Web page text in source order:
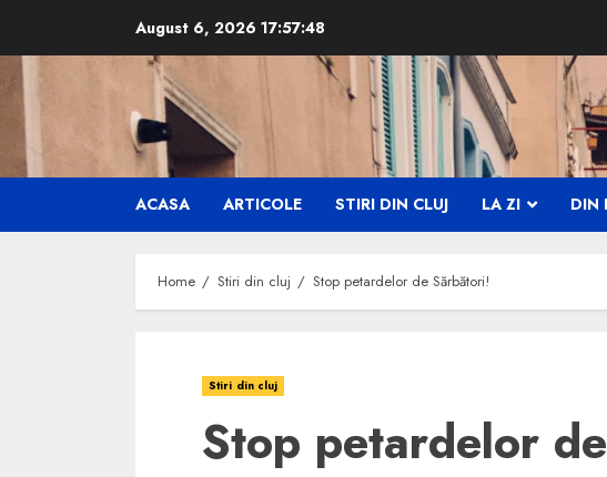
content
August 6, 2026 17:57:49
ACASA ARTICOLE STIRI DIN CLUJ LA ZI DIN
Home Stiri din cluj Stop petardelor de Sărbători!
Stiri din cluj
Stop petardelor